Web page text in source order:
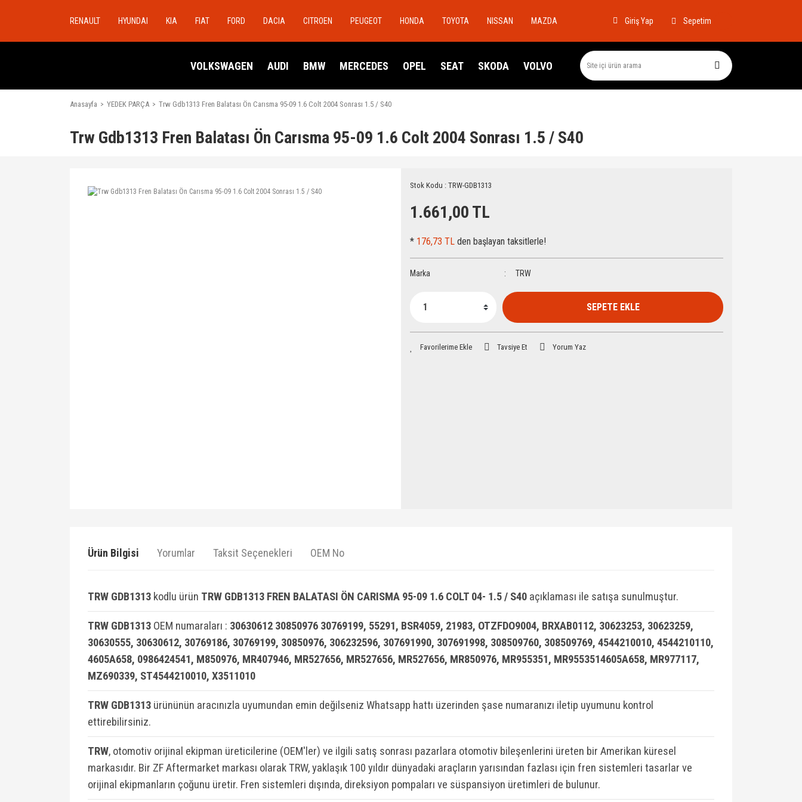
RENAULT HYUNDAI KIA FIAT FORD DACIA CITROEN PEUGEOT HONDA TOYOTA NISSAN MAZDA Giriş Yap Sepetim
VOLKSWAGEN AUDI BMW MERCEDES OPEL SEAT SKODA VOLVO
Anasayfa YEDEK PARÇA Trw Gdb1313 Fren Balatası Ön Carısma 95-09 1.6 Colt 2004 Sonrası 1.5 / S40
Trw Gdb1313 Fren Balatası Ön Carısma 95-09 1.6 Colt 2004 Sonrası 1.5 / S40
Stok Kodu : TRW-GDB1313
1.661,00 TL
* 176,73 TL den başlayan taksitlerle!
Marka TRW
SEPETE EKLE
Tavsiye Et Yorum Yaz
Ürün Bilgisi Yorumlar Taksit Seçenekleri OEM No
TRW GDB1313 kodlu ürün TRW GDB1313 FREN BALATASI ÖN CARISMA 95-09 1.6 COLT 04- 1.5 / S40 açıklaması ile satışa sunulmuştur.
TRW GDB1313 OEM numaraları : 30630612 30850976 30769199, 55291, BSR4059, 21983, OTZFDO9004, BRXAB0112, 30623253, 30623259,
30630555, 30630612, 30769186, 30769199, 30850976, 306232596, 307691990, 307691998, 308509760, 308509769, 4544210010, 4544210110,
4605A658, 0986424541, M850976, MR407946, MR527656, MR527656, MR527656, MR850976, MR955351, MR9553514605A658, MR977117,
MZ690339, ST4544210010, X3511010
TRW GDB1313 ürününün aracınızla uyumundan emin değilseniz Whatsapp hattı üzerinden şase numaranızı iletip uyumunu kontrol
ettirebilirsiniz.
TRW, otomotiv orijinal ekipman üreticilerine (OEM'ler) ve ilgili satış sonrası pazarlara otomotiv bileşenlerini üreten bir Amerikan küresel
markasıdır. Bir ZF Aftermarket markası olarak TRW, yaklaşık 100 yıldır dünyadaki araçların yarısından fazlası için fren sistemleri tasarlar ve
orijinal ekipmanların çoğunu üretir. Fren sistemleri dışında, direksiyon pompaları ve süspansiyon üretimleri de bulunur.